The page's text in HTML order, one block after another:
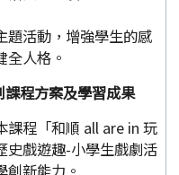
題活動，增強學生的感
人格。
課程方案及學習成果
課程「和順 all are in 玩
史戲遊趣-小學生戲劇活
新能力。